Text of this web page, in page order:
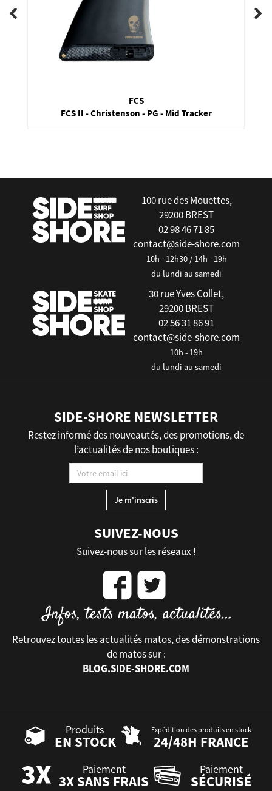
FCS
FCS II - Christenson - PG - Mid Tracker
100 rue des Mouettes,
29200 BREST
02 98 46 71 85
contact@side-shore.com
10h - 12h30 / 14h - 19h
du lundi au samedi
30 rue Yves Collet,
29200 BREST
02 56 31 86 91
contact@side-shore.com
10h - 19h
du lundi au samedi
SIDE-SHORE NEWSLETTER
Restez informé des nouveautés, des promotions, de
l’actualités de nos boutiques :
SUIVEZ-NOUS
Suivez-nous sur les réseaux !
Retrouvez toutes les actualités matos, des démonstrations
de matos sur :
BLOG.SIDE-SHORE.COM
Produits
EN STOCK
Expédition des produits en stock
24/48H FRANCE
Paiement
3X SANS FRAIS
Paiement
SÉCURISÉ